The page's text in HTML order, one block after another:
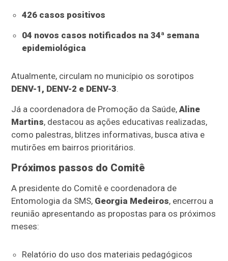
426 casos positivos
04 novos casos notificados na 34ª semana
epidemiológica
Atualmente, circulam no município os sorotipos
DENV-1, DENV-2 e DENV-3.
Já a coordenadora de Promoção da Saúde,Aline
Martins, destacou as ações educativas realizadas,
como palestras, blitzes informativas, busca ativa e
mutirões em bairros prioritários.
Próximos passos do Comitê
A presidente do Comitê e coordenadora de
Entomologia da SMS, Georgia Medeiros, encerrou a
reunião apresentando as propostas para os próximos
meses:
Relatório do uso dos materiais pedagógicos